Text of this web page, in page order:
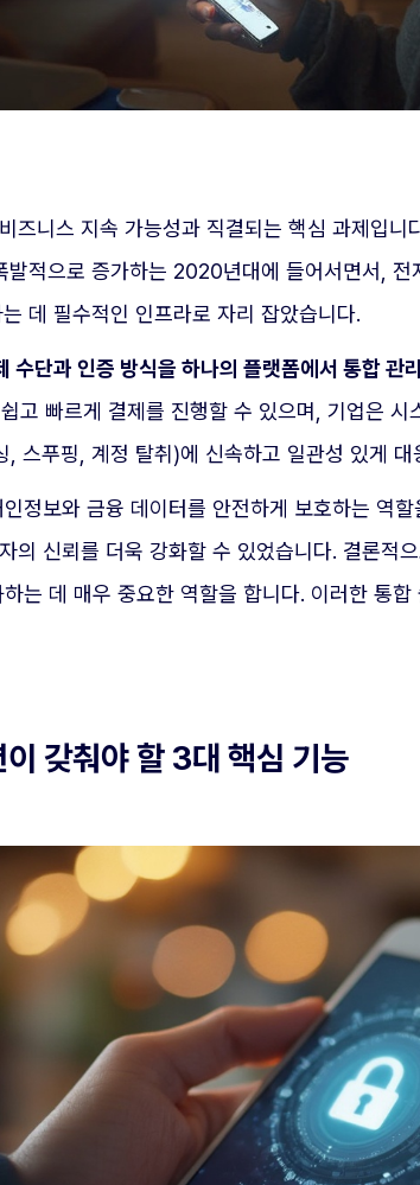
즈니스 지속 가능성과 직결되는 핵심 과제입
적으로 증가하는 2020년대에 들어서면서,
데 필수적인 인프라로 자리 잡았습니다.
단과 인증 방식을 하나의 플랫폼에서 통합
고 빠르게 결제를 진행할 수 있으며, 기업은
스푸핑, 계정 탈취)에 신속하고 일관성 있게
정보와 금융 데이터를 안전하게 보호하는 역
의 신뢰를 더욱 강화할 수 있었습니다. 결론적
는 데 매우 중요한 역할을 합니다. 이러한 통
갖춰야 할 3대 핵심 기능